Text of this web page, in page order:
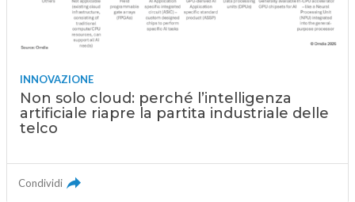
INNOVAZIONE
Non solo cloud: perché l’intelligenza
artificiale riapre la partita industriale delle
telco
Condividi